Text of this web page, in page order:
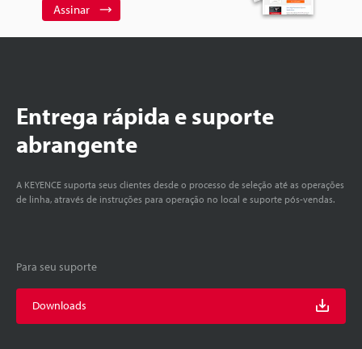
Assinar
Entrega rápida e suporte
abrangente
A KEYENCE suporta seus clientes desde o processo de seleção até as operações
de linha, através de instruções para operação no local e suporte pós-vendas.
Para seu suporte
Downloads